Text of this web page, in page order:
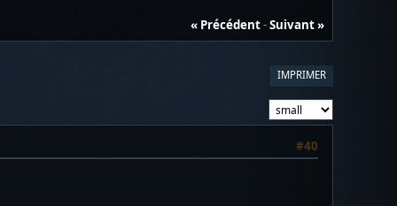
« Précédent-Suivant »
IMPRIMER
#40